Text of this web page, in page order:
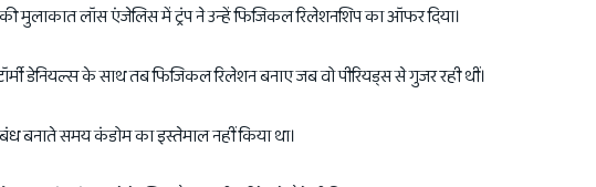
मुलाकात लॉस एंजेलिस में ट्रंप ने उन्हें फिजिकल रिलेशनशिप का ऑफर दिया।
स्टॉर्मी डेनियल्स के साथ तब फिजिकल रिलेशन बनाए जब वो पीरियड्स से गुजर रही थीं।
बनाते समय कंडोम का इस्तेमाल नहीं किया था।